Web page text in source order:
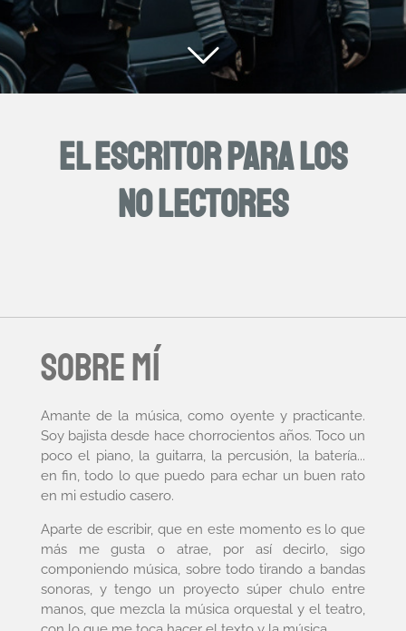
El escritor para los
no lectores
Sobre mí
Amante de la música, como oyente y practicante.
Soy bajista desde hace chorrocientos años. Toco un
poco el piano, la guitarra, la percusión, la batería...
en fin, todo lo que puedo para echar un buen rato
en mi estudio casero.
Aparte de escribir, que en este momento es lo que
más me gusta o atrae, por así decirlo, sigo
componiendo música, sobre todo tirando a bandas
sonoras, y tengo un proyecto súper chulo entre
manos, que mezcla la música orquestal y el teatro,